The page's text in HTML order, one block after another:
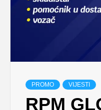
PROMO VIJESTI
RPM